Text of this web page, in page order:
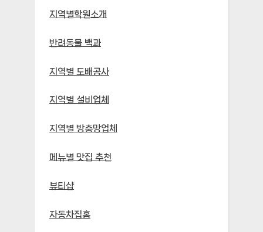
지역별학원소개
반려동물 백과
지역별 도배공사
지역별 설비업체
지역별 방충망업체
메뉴별 맛집 추천
뷰티샵
자동차집홈